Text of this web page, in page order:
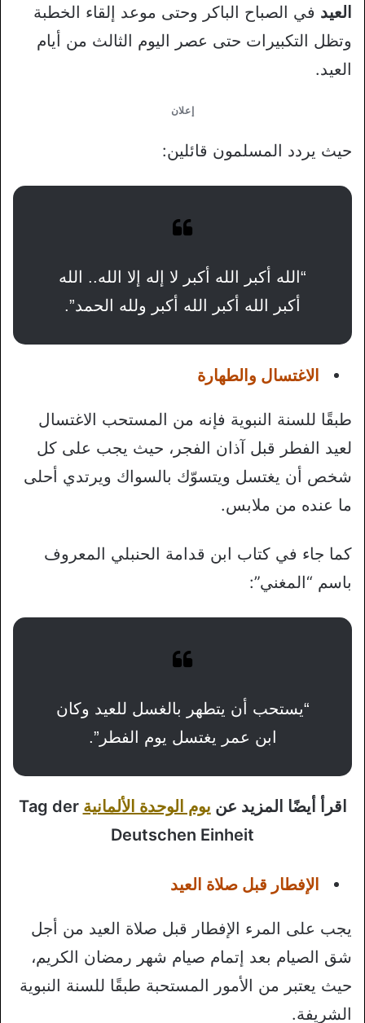
العيد في الصباح الباكر وحتى موعد إلقاء الخطبة
وتظل التكبيرات حتى عصر اليوم الثالث من أيام
العيد.
إعلان
حيث يردد المسلمون قائلين:
“الله أكبر الله أكبر لا إله إلا الله.. الله
أكبر الله أكبر الله أكبر ولله الحمد”.
الاغتسال والطهارة
طبقًا للسنة النبوية فإنه من المستحب الاغتسال
لعيد الفطر قبل آذان الفجر، حيث يجب على كل
شخص أن يغتسل ويتسوّك بالسواك ويرتدي أحلى
ما عنده من ملابس.
كما جاء في كتاب ابن قدامة الحنبلي المعروف
باسم “المغني”:
“يستحب أن يتطهر بالغسل للعيد وكان
ابن عمر يغتسل يوم الفطر”.
اقرأ أيضًا المزيد عن يوم الوحدة الألمانية Tag der
Deutschen Einheit
الإفطار قبل صلاة العيد
يجب على المرء الإفطار قبل صلاة العيد من أجل
شق الصيام بعد إتمام صيام شهر رمضان الكريم،
حيث يعتبر من الأمور المستحبة طبقًا للسنة النبوية
الشريفة.